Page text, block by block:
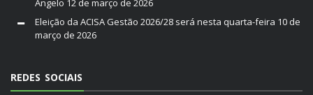
Ângelo 12 de março de 2026
Eleição da ACISA Gestão 2026/28 será nesta quarta-feira 10 de
março de 2026
REDES SOCIAIS